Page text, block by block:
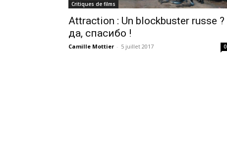
Critiques de films
Attraction : Un blockbuster russe ?
дa, спасибо !
Camille Mottier - 5 juillet 2017 0